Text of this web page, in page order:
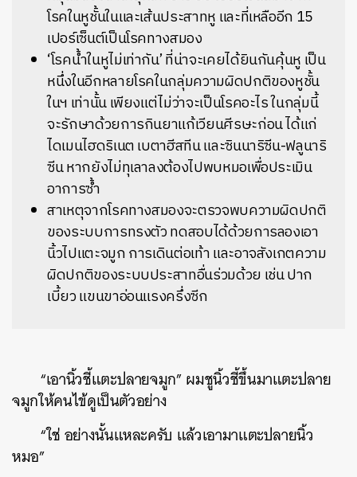
โรคในหูชั้นในและเส้นประสาทหู และที่เหลืออีก 15
เปอร์เซ็นต์เป็นโรคทางสมอง
‘โรคน้ำในหูไม่เท่ากัน’ ที่น่าจะเคยได้ยินกันคุ้นหู เป็น
หนึ่งในอีกหลายโรคในกลุ่มความผิดปกติของหูชั้น
ในฯ เท่านั้น เพียงแต่ไม่ว่าจะเป็นโรคอะไร ในกลุ่มนี้
จะรักษาด้วยการกินยาแก้เวียนศีรษะก่อน ได้แก่
ไดเมนไฮดริเนต เบตาฮีสทีน และซินนาริซีน-ฟลูนาริ
ซีน หากยังไม่ทุเลาลงต้องไปพบหมอเพื่อประเมิน
อาการซ้ำ
สาเหตุจากโรคทางสมองจะตรวจพบความผิดปกติ
ของระบบการทรงตัว ทดสอบได้ด้วยการลองเอา
นิ้วไปแตะจมูก การเดินต่อเท้า และอาจสังเกตความ
ผิดปกติของระบบประสาทอื่นร่วมด้วย เช่น ปาก
เบี้ยว แขนขาอ่อนแรงครึ่งซีก
“เอานิ้วชี้แตะปลายจมูก” ผมชูนิ้วชี้ขึ้นมาแตะปลาย
จมูกให้คนไข้ดูเป็นตัวอย่าง
“ใช่ อย่างนั้นแหละครับ แล้วเอามาแตะปลายนิ้ว
หมอ”